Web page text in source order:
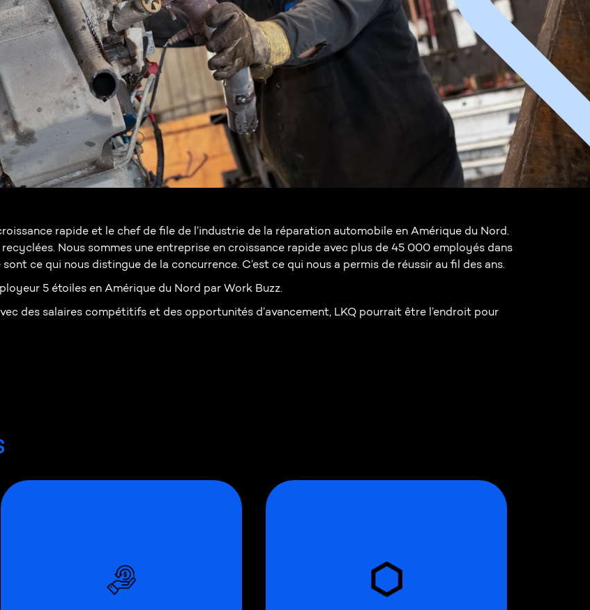
rapide et le chef de file de l’industrie de la réparation automobile en Amérique du Nord.
Nous sommes une entreprise en croissance rapide avec plus de 45 000 employés dans
ce qui nous distingue de la concurrence. C’est ce qui nous a permis de réussir au fil des ans.
5 étoiles en Amérique du Nord par Work Buzz.
des salaires compétitifs et des opportunités d’avancement, LKQ pourrait être l’endroit pour
partenaires :
Programme Ford Canada
Couverture pour célibataire, couple,